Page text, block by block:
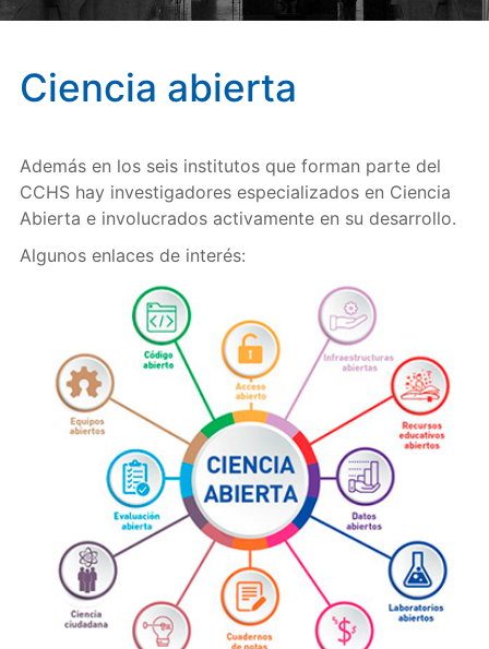
Ciencia abierta
Además en los seis institutos que forman parte del
CCHS hay investigadores especializados en Ciencia
Abierta e involucrados activamente en su desarrollo.
Algunos enlaces de interés: